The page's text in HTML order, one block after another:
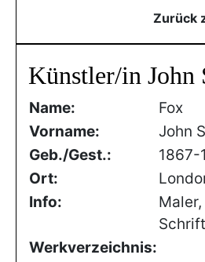
Zurück
Künstler/in John
Name:
Fox
Vorname:
John
Geb./Gest.:
1867-
Ort:
Info:
Werkverzeichnis: